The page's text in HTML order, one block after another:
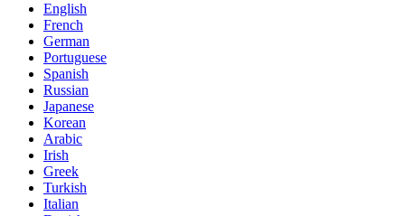
English
French
German
Portuguese
Spanish
Russian
Japanese
Korean
Arabic
Irish
Greek
Turkish
Italian